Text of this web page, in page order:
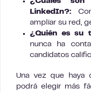
LinkedIn?:
ampliar su red,
¿Quién es su
nunca ha
candidatos
Una vez que haya
podrá elegir más